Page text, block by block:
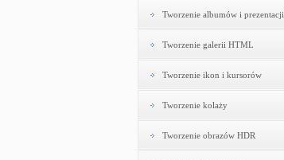
Tworzenie albumów i prezentacji
Tworzenie galerii HTML
Tworzenie ikon i kursorów
Tworzenie kolaży
Tworzenie obrazów HDR